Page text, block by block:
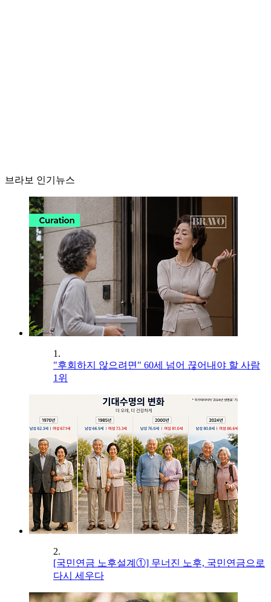
브라보 인기뉴스
1.
"후회하지 않으려면" 60세 넘어 끊어내야 할 사람
1위
2.
[국민연금 노후설계①] 무너진 노후, 국민연금으로
다시 세우다